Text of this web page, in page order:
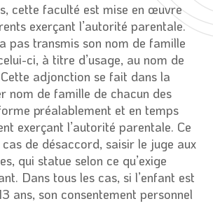
cette faculté est mise en œuvre
exerçant l’autorité parentale.
pas transmis son nom de famille
ci, à titre d’usage, au nom de
adjonction se fait dans la
nom de famille de chacun des
préalablement et en temps
exerçant l’autorité parentale. Ce
de désaccord, saisir le juge aux
qui statue selon ce qu’exige
Dans tous les cas, si l’enfant est
ans, son consentement personnel